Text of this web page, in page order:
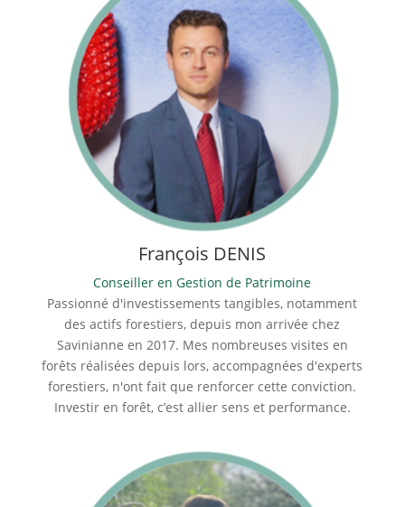
François DENIS
Conseiller en Gestion de Patrimoine
Passionné d'investissements tangibles, notamment
des actifs forestiers, depuis mon arrivée chez
Savinianne en 2017. Mes nombreuses visites en
forêts réalisées depuis lors, accompagnées d'experts
forestiers, n'ont fait que renforcer cette conviction.
Investir en forêt, c’est allier sens et performance.